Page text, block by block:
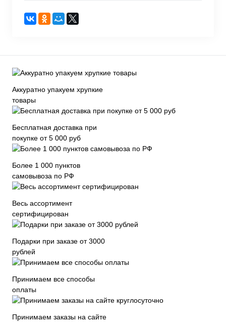
Аккуратно упакуем хрупкие
товары
Бесплатная доставка при
покупке от 5 000 руб
Более 1 000 пунктов
самовывоза по РФ
Весь ассортимент
сертифицирован
Подарки при заказе от 3000
рублей
Принимаем все способы
оплаты
Принимаем заказы на сайте